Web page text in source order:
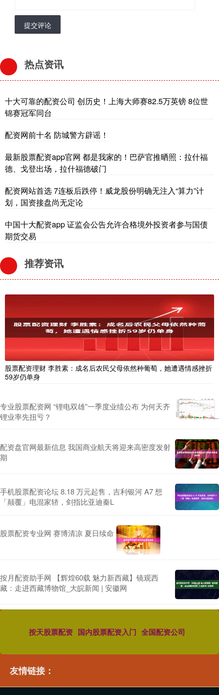
提交评论
热点资讯
十大可靠的配资公司 创历史！上海大师赛82.5万英镑 8位世
锦赛冠军同台
配资网前十名 防城警方辟谣！
最新股票配资app官网 都是我家的！巴萨官推晒照：拉什福
德、戈登出场，拉什福德破门
配资网站首选 7连板后跌停！威龙股份明确无注入“算力”计
划，国资接盘尚无定论
中国十大配资app 证监会公告允许合格境外投资者参与国债
期货交易
推荐资讯
股票配资理财 李胜素：成名后农民父母依然种葡萄，她遭遇情感挫折
59岁仍单身
专业股票配资网 “锂电双雄”一季度业绩公布 为何天齐
锂业率先扭亏？
配资盘官网最新信息 我国商业航天将迎来高密度发射
期
手机股票配资论坛 8.18 万元起售，吉利银河 A7 想
「颠覆」电混家轿，剑指比亚迪秦L
股票配资专业网 赛博清凉 夏日续命
按月配资助手网 【辉煌60载 魅力新西藏】镜观西
藏：走进西藏博物馆_大皖新闻 | 安徽网
按天股票配资 国内股票配资入门 全国配资公司
友情链接：